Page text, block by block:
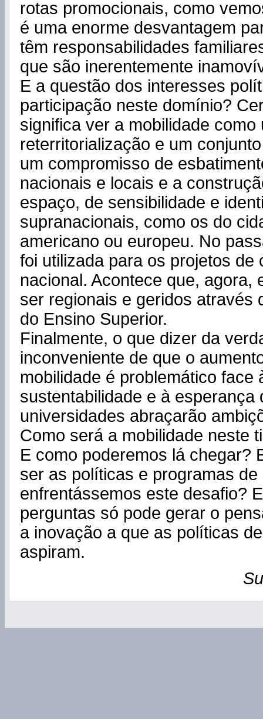
rotas promocionais, como
é uma enorme desvantagem
têm responsabilidades
que são inerentemente
E a questão dos interesses
participação neste domínio?
significa ver a mobilidade como
reterritorialização e um
um compromisso de
nacionais e locais e a
espaço, de sensibilidade e
supranacionais, como os do
americano ou europeu. No
foi utilizada para os projetos de
nacional. Acontece que, agora,
ser regionais e geridos através
do Ensino Superior.
Finalmente, o que dizer da
inconveniente de que o
mobilidade é problemático face
sustentabilidade e à esperança
universidades abraçarão
Como será a mobilidade neste
E como poderemos lá chegar?
ser as políticas e programas de
enfrentássemos este desafio?
perguntas só pode gerar o
a inovação a que as políticas
aspiram.